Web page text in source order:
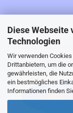
Diese Webseite
Technologien
Wir verwenden
Drittanbietern, um die
gewährleisten, die
ein bestmögliches
Informationen finden
Falls Sie den
bitte hier